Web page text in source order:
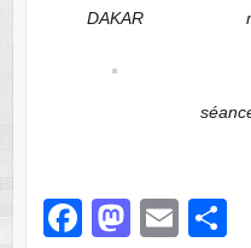
DAKAR
F
M
E